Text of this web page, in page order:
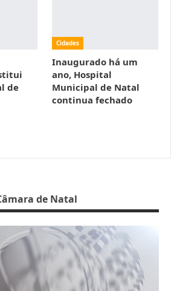
de
Cidades
Inaugurado há um
ano, Hospital
Municipal de Natal
continua fechado
de Natal